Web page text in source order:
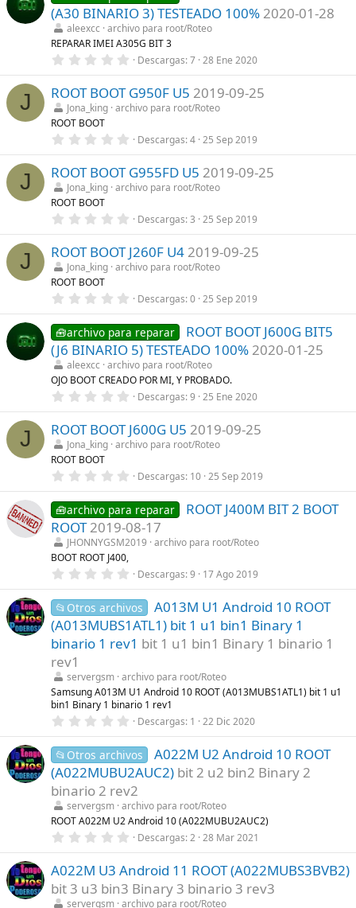
s
)
e
s
t
r
e
l
(
s
)
(A30 BINARIO 3) TESTEADO 100% 2020-01-28
aleexcc
archivo para root/Roteo
REPARAR IMEI A305G BIT 3
0
0
0
e
s
r
l
l
a
(
Descargas 7 28 Ene 2020
J ROOT BOOT G950F U5 2019-09-25
Jona_king archivo para root/Roteo
ROOT BOOT
0
0
0
e
s
r
l
l
a
(
Descargas 4 25 Sep 2019
J ROOT BOOT G955FD U5 2019-09-25
Jona_king archivo para root/Roteo
ROOT BOOT
0
0
0
e
s
r
l
l
a
(
s
)
Descargas 3 25 Sep 2019
J ROOT BOOT J260F U4 2019-09-25
Jona_king archivo para root/Roteo
ROOT BOOT
0
0
0
e
s
t
r
e
l
s
)
Descargas 0 25 Sep 2019
🧰archivo para reparar
ROOT BOOT J600G BIT5
(J6 BINARIO 5) TESTEADO 100% 2020-01-25
aleexcc
archivo para root/Roteo
OJO BOOT CREADO POR MI, Y PROBADO.
0
0
0
e
s
r
l
l
a
(
s
)
Descargas 9 25 Ene 2020
J ROOT BOOT J600G U5 2019-09-25
Jona_king archivo para root/Roteo
ROOT BOOT
0
0
0
e
s
t
l
a
(
s
)
Descargas 10 25 Sep 2019
🧰archivo para reparar
ROOT J400M BIT 2 BOOT
ROOT 2019-08-17
JHONNYGSM2019
archivo para root/Roteo
BOOT ROOT J400,
0
0
0
e
s
t
r
l
l
a
(
s
Descargas 9 17 Ago 2019
📂Otros archivos
A013M U1 Android 10 ROOT
(A013MUBS1ATL1) bit 1 u1 bin1 Binary 1
binario 1 rev1 bit 1 u1 bin1 Binary 1 binario 1
rev1
servergsm archivo para root/Roteo
Samsung A013M U1 Android 10 ROOT (A013MUBS1ATL1) bit 1 u1
bin1 Binary 1 binario 1 rev1
0
0
0
e
s
t
r
e
l
a
(
s
)
Descargas 1 22 Dic 2020
📂Otros archivos
A022M U2 Android 10 ROOT
(A022MUBU2AUC2) bit 2 u2 bin2 Binary 2
binario 2 rev2
servergsm archivo para root/Roteo
ROOT A022M U2 Android 10 (A022MUBU2AUC2)
0
0
0
e
s
t
Descargas 2 28 Mar 2021
A022M U3 Android 11 ROOT (A022MUBS3BVB2)
bit 3 u3 bin3 Binary 3 binario 3 rev3
servergsm archivo para root/Roteo